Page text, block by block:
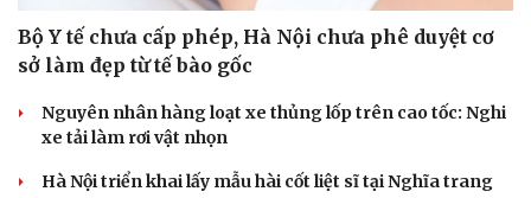
Bộ Y tế chưa cấp phép, Hà Nội chưa phê duyệt cơ
sở làm đẹp từ tế bào gốc
Nguyên nhân hàng loạt xe thủng lốp trên cao tốc: Nghi
xe tải làm rơi vật nhọn
Hà Nội triển khai lấy mẫu hài cốt liệt sĩ tại Nghĩa trang